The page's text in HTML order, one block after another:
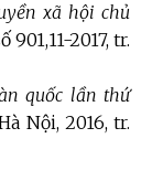
xã hội chủ
2017, tr.
quốc lần thứ
Nội, 2016, tr.